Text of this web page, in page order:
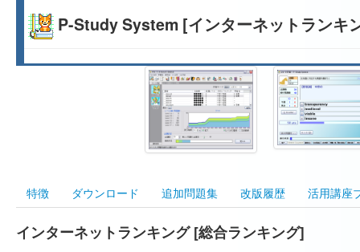
P-Study System [インターネットランキ
特徴 ダウンロード 追加問題集 改版履歴 活用講座
インターネットランキング [総合ランキング]